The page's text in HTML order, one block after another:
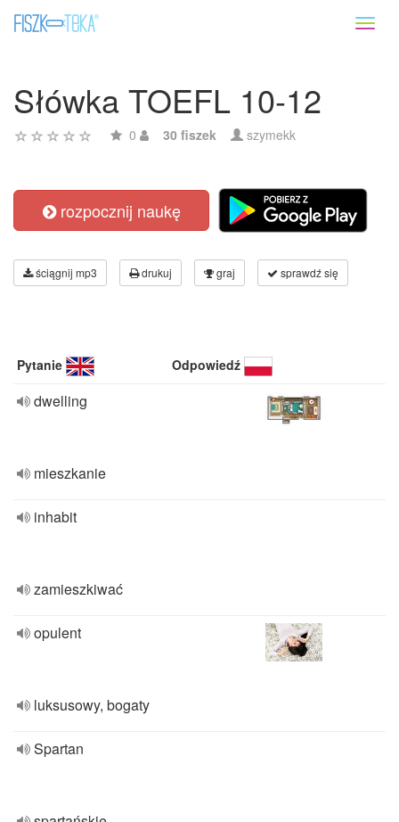
Słówka TOEFL 10-12
0 30 fiszek szymekk
rozpocznij naukę
ściągnij mp3 drukuj graj sprawdź się
Pytanie Odpowiedź
dwelling
mieszkanie
inhabit
zamieszkiwać
opulent
luksusowy, bogaty
Spartan